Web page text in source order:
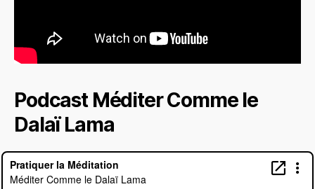
Podcast Méditer Comme le
Dalaï Lama